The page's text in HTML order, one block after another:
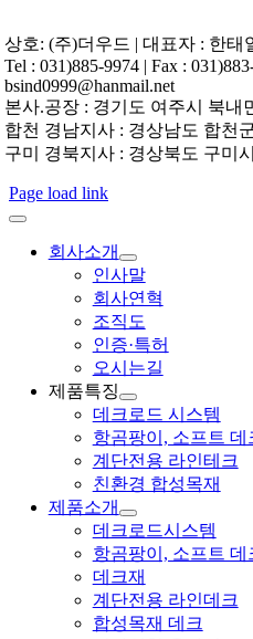
상호: (주)더우드 | 대표자 : 한태
Tel : 031)885-9974 | Fax :
bsind0999@hanmail.net
본사.공장 : 경기도 여주시 북내
합천 경남지사 : 경상남도 합천
구미 경북지사 : 경상북도 구미
Page load link
회사소개
인사말
회사연혁
조직도
인증·특허
오시는길
제품특징
데크로드 시스템
항곰팡이, 소프트 데
계단전용 라인테크
친환경 합성목재
제품소개
데크로드시스템
항곰팡이, 소프트 데
데크재
계단전용 라인데크
합성목재 데크